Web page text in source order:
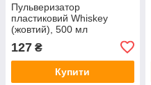
Пульверизатор
пластиковий Whiskey
(жовтий), 500 мл
127 ₴
Купити